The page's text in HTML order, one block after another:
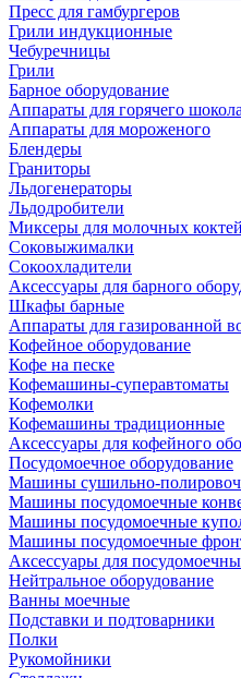
Пресс для гамбургеров
Грили индукционные
Чебуречницы
Грили
Барное оборудование
Аппараты для горячего
Аппараты для мороженого
Блендеры
Граниторы
Льдогенераторы
Льдодробители
Миксеры для молочных
Соковыжималки
Сокоохладители
Аксессуары для барного
Шкафы барные
Аппараты для газированной
Кофейное оборудование
Кофе на песке
Кофемашины-суперавтоматы
Кофемолки
Кофемашины традиционные
Аксессуары для кофейного
Посудомоечное оборудование
Машины сушильно-
Машины посудомоечные
Машины посудомоечные
Машины посудомоечные
Аксессуары для
Нейтральное оборудование
Ванны моечные
Подставки и подтоварники
Полки
Рукомойники